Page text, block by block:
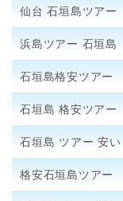
仙台 石垣島ツアー
浜島ツアー 石垣島
石垣島格安ツアー
石垣島 格安ツアー
石垣島 ツアー 安い
格安石垣島ツアー